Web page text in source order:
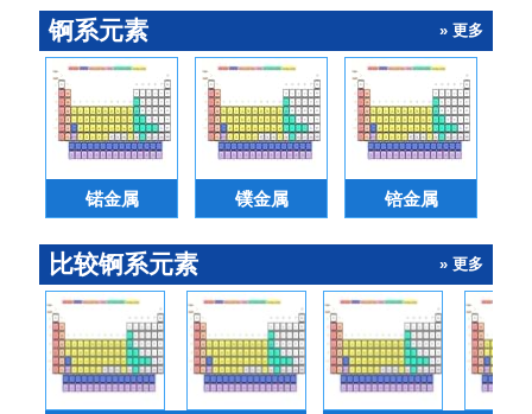
锕系元素 » 更多
锘金属 镤金属 锫金属
比较锕系元素 » 更多